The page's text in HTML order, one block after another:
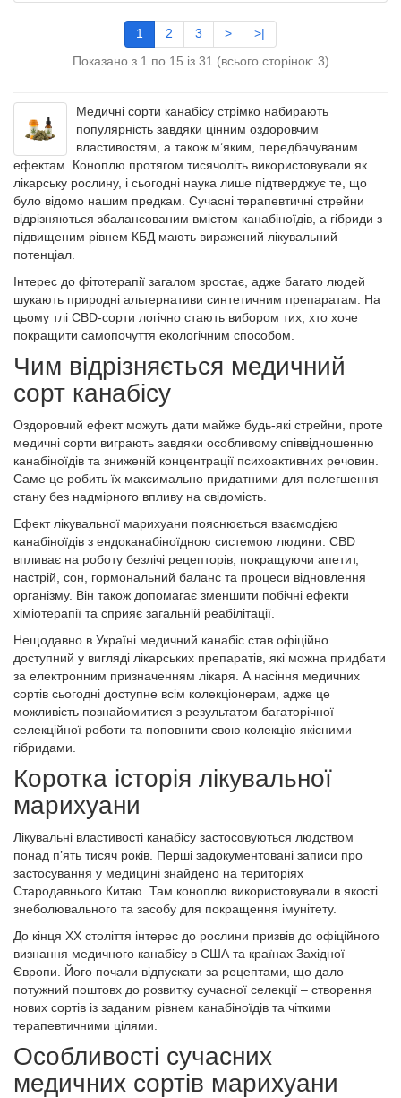
1 2 3 >
>|
Показано з 1 по 15 із 31 (всього сторінок: 3)
Медичні сорти канабісу стрімко набирають
популярність завдяки цінним оздоровчим
властивостям, а також м’яким, передбачуваним
ефектам. Коноплю протягом тисячоліть використовували як
лікарську рослину, і сьогодні наука лише підтверджує те, що
було відомо нашим предкам. Сучасні терапевтичні стрейни
відрізняються збалансованим вмістом канабіноїдів, а гібриди з
підвищеним рівнем КБД мають виражений лікувальний
потенціал.
Інтерес до фітотерапії загалом зростає, адже багато людей
шукають природні альтернативи синтетичним препаратам. На
цьому тлі CBD-сорти логічно стають вибором тих, хто хоче
покращити самопочуття екологічним способом.
Чим відрізняється медичний
сорт канабісу
Оздоровчий ефект можуть дати майже будь-які стрейни, проте
медичні сорти виграють завдяки особливому співвідношенню
канабіноїдів та зниженій концентрації психоактивних речовин.
Саме це робить їх максимально придатними для полегшення
стану без надмірного впливу на свідомість.
Ефект лікувальної марихуани пояснюється взаємодією
канабіноїдів з ендоканабіноїдною системою людини. CBD
впливає на роботу безлічі рецепторів, покращуючи апетит,
настрій, сон, гормональний баланс та процеси відновлення
організму. Він також допомагає зменшити побічні ефекти
хіміотерапії та сприяє загальній реабілітації.
Нещодавно в Україні медичний канабіс став офіційно
доступний у вигляді лікарських препаратів, які можна придбати
за електронним призначенням лікаря. А насіння медичних
сортів сьогодні доступне всім колекціонерам, адже це
можливість познайомитися з результатом багаторічної
селекційної роботи та поповнити свою колекцію якісними
гібридами.
Коротка історія лікувальної
марихуани
Лікувальні властивості канабісу застосовуються людством
понад п’ять тисяч років. Перші задокументовані записи про
застосування у медицині знайдено на територіях
Стародавнього Китаю. Там коноплю використовували в якості
знеболювального та засобу для покращення імунітету.
До кінця XX століття інтерес до рослини призвів до офіційного
визнання медичного канабісу в США та країнах Західної
Європи. Його почали відпускати за рецептами, що дало
потужний поштовх до розвитку сучасної селекції – створення
нових сортів із заданим рівнем канабіноїдів та чіткими
терапевтичними цілями.
Особливості сучасних
медичних сортів марихуани